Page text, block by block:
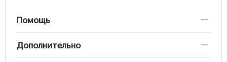
Помощь
Дополнительно